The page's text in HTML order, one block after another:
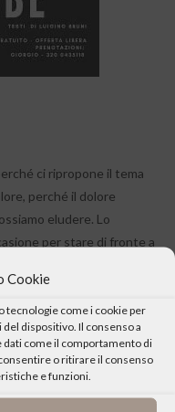
Cookie
come i cookie per
dispositivo. Il consenso a
come il comportamento di
o ritirare il consenso
e funzioni.
ci ripropone il tema
perché il dolore
eludere. Lo
per stare di fronte a